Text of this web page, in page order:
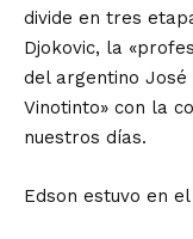
divide en tres
Djokovic, la
del argentino José
Vinotinto» con la
nuestros días.
Edson estuvo en